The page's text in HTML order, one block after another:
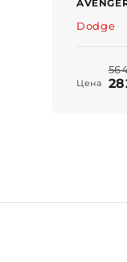
Dodge
Цена